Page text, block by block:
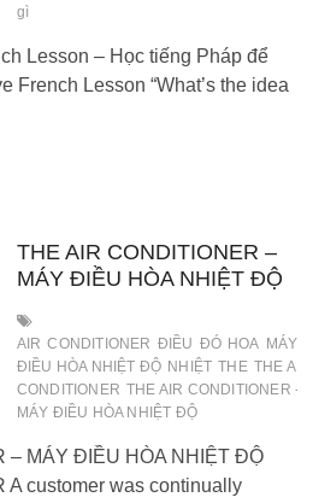
gì
Lesson – Học tiếng Pháp để
French Lesson “What’s the idea
THE AIR CONDITIONER –
MÁY ĐIỀU HÒA NHIỆT ĐỘ
AIR CONDITIONER ĐIỀU ĐÓ HOA MÁY
ĐIỀU HÒA NHIỆT ĐỘ NHIỆT THE THE AIR
CONDITIONER THE AIR CONDITIONER -
MÁY ĐIỀU HÒA NHIỆT ĐỘ
– MÁY ĐIỀU HÒA NHIỆT ĐỘ
A customer was continually